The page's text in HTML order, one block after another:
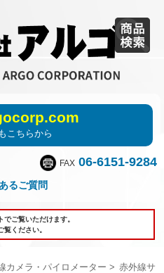
こちらから
FAX 06-6151-9284
るご質問
ご覧いただけます。
ください。
カメラ・パイロメーター
赤外線サ